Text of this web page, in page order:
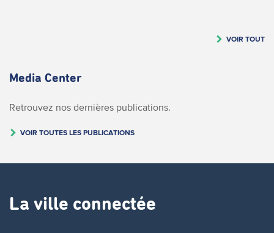
VOIR TOUT
Media Center
Retrouvez nos dernières publications.
VOIR TOUTES LES PUBLICATIONS
La ville connectée